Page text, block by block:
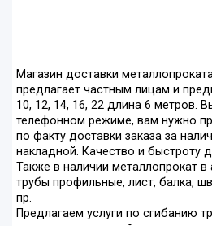
Магазин доставки
предлагает частным лицам и
10, 12, 14, 16, 22 длина 6 метров.
телефонном режиме, вам нужно
по факту доставки заказа за
накладной. Качество и быстроту
Также в наличии металлопрокат в
трубы профильные, лист, балка,
пр.
Предлагаем услуги по сгибанию